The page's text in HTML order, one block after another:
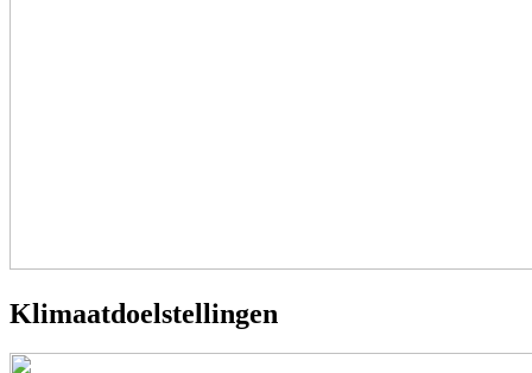
Klimaatdoelstellingen